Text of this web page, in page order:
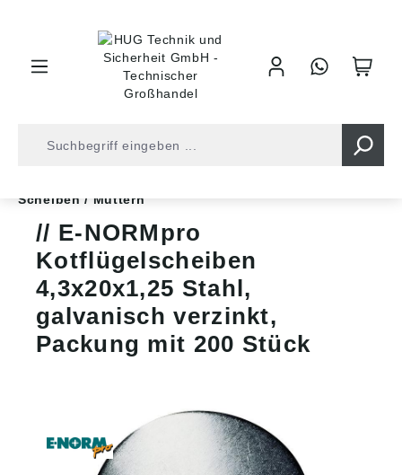
Scheiben / Muttern
E-NORMpro
Kotflügelscheiben
4,3x20x1,25 Stahl,
galvanisch verzinkt,
Packung mit 200 Stück